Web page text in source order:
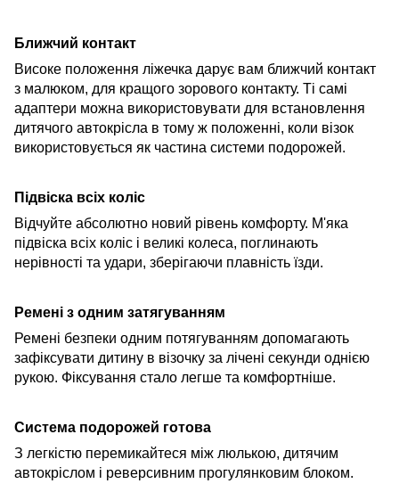
Ближчий контакт
Високе положення ліжечка дарує вам ближчий контакт
з малюком, для кращого зорового контакту. Ті самі
адаптери можна використовувати для встановлення
дитячого автокрісла в тому ж положенні, коли візок
використовується як частина системи подорожей.
Підвіска всіх коліс
Відчуйте абсолютно новий рівень комфорту. М'яка
підвіска всіх коліс і великі колеса, поглинають
нерівності та удари, зберігаючи плавність їзди.
Ремені з одним затягуванням
Ремені безпеки одним потягуванням допомагають
зафіксувати дитину в візочку за лічені секунди однією
рукою. Фіксування стало легше та комфортніше.
Система подорожей готова
З легкістю перемикайтеся між люлькою, дитячим
автокріслом і реверсивним прогулянковим блоком.